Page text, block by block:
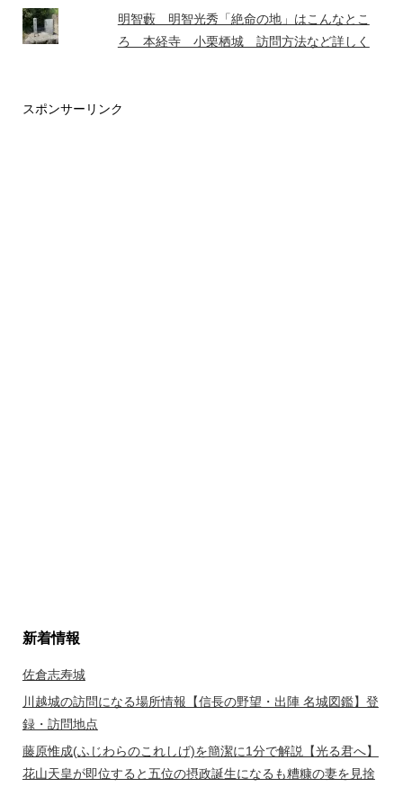
明智藪 明智光秀「絶命の地」はこんなとこ
ろ 本経寺 小栗栖城 訪問方法など詳しく
スポンサーリンク
新着情報
佐倉志寿城
川越城の訪問になる場所情報【信長の野望・出陣 名城図鑑】登
録・訪問地点
藤原惟成(ふじわらのこれしげ)を簡潔に1分で解説【光る君へ】
花山天皇が即位すると五位の摂政誕生になるも糟糠の妻を見捨